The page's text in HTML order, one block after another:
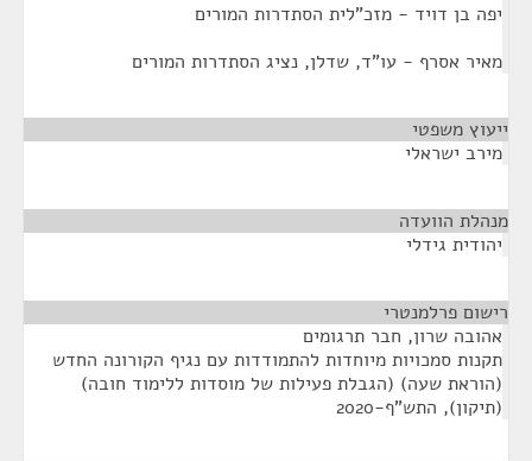
יפה בן דויד - מזכ"לית הסתדרות המורים
מאיר אסרף - עו"ד, שדלן, נציג הסתדרות המורים
ייעוץ משפטי
מירב ישראלי
מנהלת הוועדה
יהודית גידלי
רישום פרלמנטרי
אהובה שרון, חבר תרגומים
תקנות סמכויות מיוחדות להתמודדות עם נגיף הקורונה החדש
(הוראת שעה) (הגבלת פעילות של מוסדות ללימוד חובה)
(תיקון), התש"ף-2020